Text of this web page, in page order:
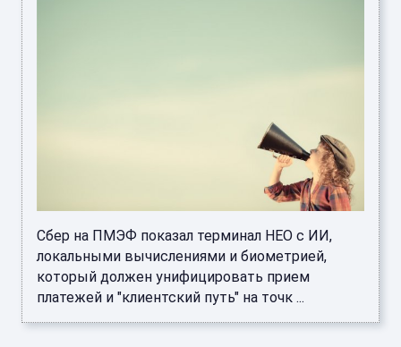
Сбер на ПМЭФ показал терминал НЕО с ИИ,
локальными вычислениями и биометрией,
который должен унифицировать прием
платежей и "клиентский путь" на точк ...